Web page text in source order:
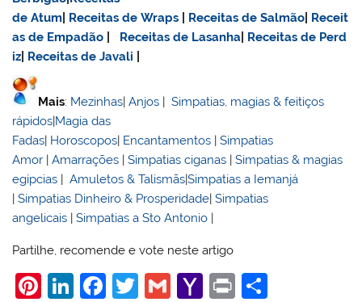
de Atum Receitas de Wraps Receitas de Salmão Receit
as de Empadão
Receitas de Lasanha Receitas de Perd
iz Receitas de Javali
Mais: Mezinhas |Anjos |Simpatias, magias & feitiços
rápidos Magia das
Fadas Horoscopos Encantamentos |Simpatias
Amor |Amarrações |Simpatias ciganas |Simpatias & magias
egípcias |Amuletos & Talismãs|Simpatias a Iemanjá
|Simpatias Dinheiro & Prosperidade |Simpatias
angelicais |Simpatias a Sto Antonio
Partilhe, recomende e vote neste artigo
Pi Li F
T
G
Y
Pr